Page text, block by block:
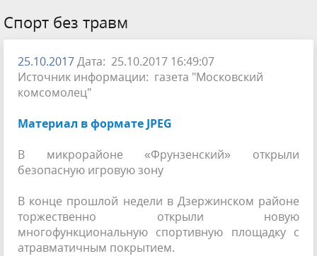
Спорт без травм
25.10.2017Дата: 25.10.2017 16:49:07
Источник информации: газета "Московский
комсомолец"
Материал в формате JPEG
В микрорайоне «Фрунзенский» открыли
безопасную игровую зону
В конце прошлой недели в Дзержинском районе
торжественно открыли новую
многофункциональную спортивную площадку с
атравматичным покрытием.